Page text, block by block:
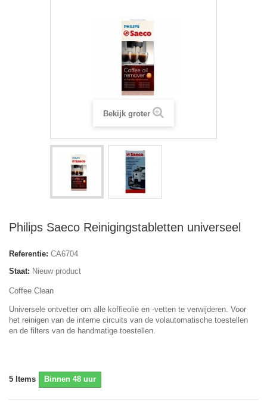
Bekijk groter
Philips Saeco Reinigingstabletten universeel
Referentie: CA6704
Staat: Nieuw product
Coffee Clean
Universele ontvetter om alle koffieolie en -vetten te verwijderen. Voor
het reinigen van de interne circuits van de volautomatische toestellen
en de filters van de handmatige toestellen.
5 Items Binnen 48 uur